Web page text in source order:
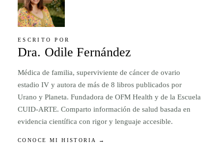
ESCRITO POR
Dra. Odile Fernández
Médica de familia, superviviente de cáncer de ovario
estadio IV y autora de más de 8 libros publicados por
Urano y Planeta. Fundadora de OFM Health y de la Escuela
CUID-ARTE. Comparto información de salud basada en
evidencia científica con rigor y lenguaje accesible.
CONOCE MI HISTORIA →